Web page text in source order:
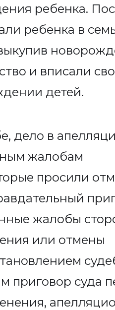
ребенка.
ребенка в
и вписали
детей.
дело в
жалобам
просили
жалобы
или отмены
приговор суда